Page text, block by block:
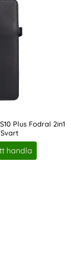
Plus Fodral 2in1
handla